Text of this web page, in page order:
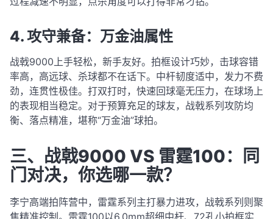
4. 攻守兼备：万金油属性
战戟9000上手轻松，新手友好。拍框设计巧妙，击球容错
率高，高远球、杀球都不在话下。中杆韧度适中，发力不费
劲，连贯性极佳。打双打时，快速回球毫无压力，在球场上
的表现相当稳定。对于预算充足的球友，战戟系列攻防均
衡、落点精准，堪称“万金油”球拍。
三、战戟9000 VS 雷霆100：同
门对决，你选哪一款？
李宁高端拍阵营中，雷霆系列主打暴力进攻，战戟系列则聚
焦精准控制。雷霆100以6.0mm超细中杆、72孔小拍框实